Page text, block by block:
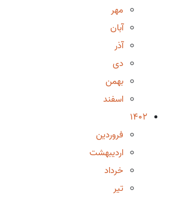
مهر
آبان
آذر
دی
بهمن
اسفند
1402
فروردین
اردیبهشت
خرداد
تیر